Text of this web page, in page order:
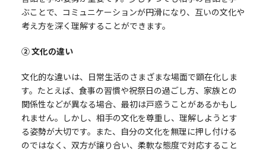
ぶことで、コミュニケーションが円滑になり、互いの文化や
考え方を深く理解することができます。
② 文化の違い
文化的な違いは、日常生活のさまざまな場面で顕在化しま
す。たとえば、食事の習慣や祝祭日の過ごし方、家族との
関係性などが異なる場合、最初は戸惑うことがあるかもし
れません。しかし、相手の文化を尊重し、理解しようとす
る姿勢が大切です。また、自分の文化を無理に押し付ける
のではなく、双方が譲り合い、柔軟な態度で対応すること